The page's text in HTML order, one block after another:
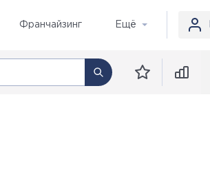
Франчайзинг Ещё